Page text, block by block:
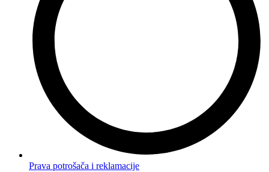
Prava potrošača i reklamacije